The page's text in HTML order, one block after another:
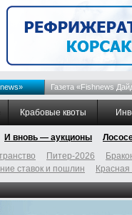
Газета «Fishnews
Крабовые квоты
И вновь — аукционы
Питер-2026
ставок и пошлин